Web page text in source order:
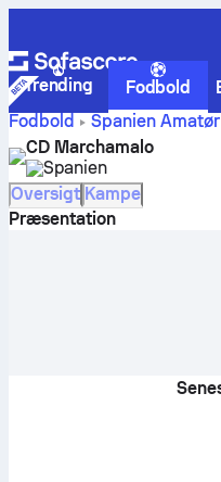
Trending Fodbold
Fodbold
SpanienAmatør
CD Marchamalo scores,
spillerstatistik
CD Marchamalo
Spanien
Oversigt Kampe
Præsentation